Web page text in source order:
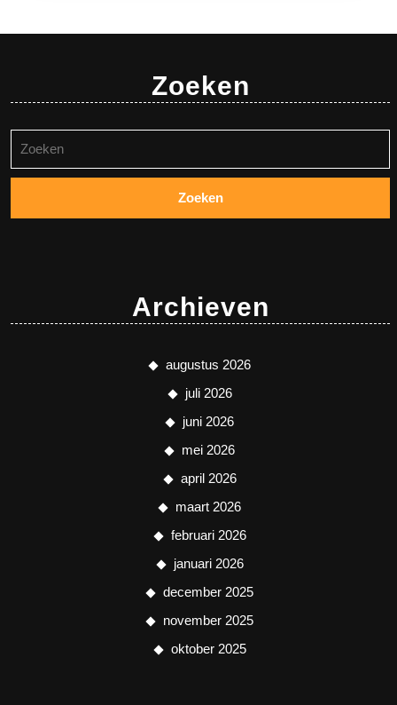
Zoeken
naar:
Archieven
augustus 2026
juli 2026
juni 2026
mei 2026
april 2026
maart 2026
februari 2026
januari 2026
december 2025
november 2025
oktober 2025